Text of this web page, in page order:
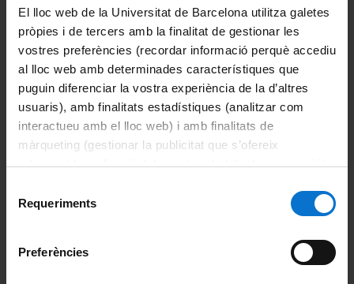
El lloc web de la Universitat de Barcelona utilitza galetes
pròpies i de tercers amb la finalitat de gestionar les
vostres preferències (recordar informació perquè accediu
al lloc web amb determinades característiques que
puguin diferenciar la vostra experiència de la d’altres
usuaris), amb finalitats estadístiques (analitzar com
interactueu amb el lloc web) i amb finalitats de
màrqueting (gestionar la publicitat que s’ofereix
adequant-la en funció dels vostres hàbits de navegació).
consultar laPolítica de galetes del lloc web de la
Requeriments
Preferències
Comparteix-ho:
Imprimeix
Departaments
Biomedicina
Ciències Fisiològiques
Cirurgia i Especialitats Medicoquirúrgiques